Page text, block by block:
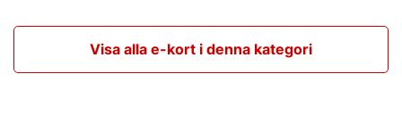
Visa alla e-kort i denna kategori